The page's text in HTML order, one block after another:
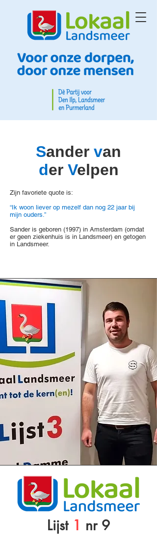
Sander van
der Velpen
Zijn favoriete quote is:
“Ik woon liever op mezelf dan nog 22 jaar bij
mijn ouders.”
Sander is geboren (1997) in Amsterdam (omdat
er geen ziekenhuis is in Landsmeer) en getogen
in Landsmeer.
Lijst 1 nr 9